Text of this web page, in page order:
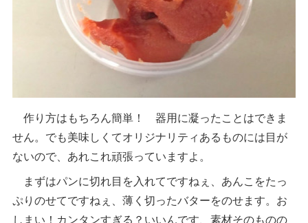
作り方はもちろん簡単！ 器用に凝ったことはできま
せん。でも美味しくてオリジナリティあるものには目が
ないので、あれこれ頑張っていますよ。
まずはパンに切れ目を入れてですねぇ、あんこをたっ
ぷりのせてですねぇ、薄く切ったバターをのせます。お
しまい！カンタンすぎる？いいんです、素材そのものの